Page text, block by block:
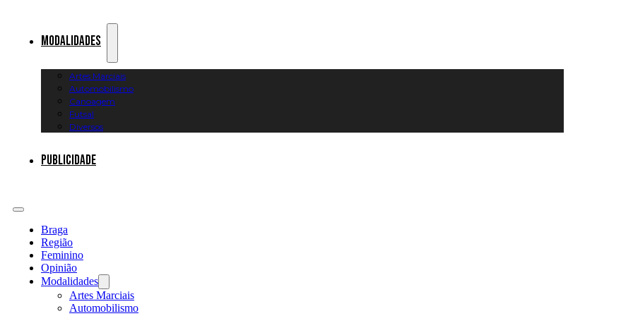
Modalidades
Artes Marciais
Automobilismo
Canoagem
Futsal
Diversos
Publicidade
Braga
Região
Feminino
Opinião
Modalidades
Artes Marciais
Automobilismo